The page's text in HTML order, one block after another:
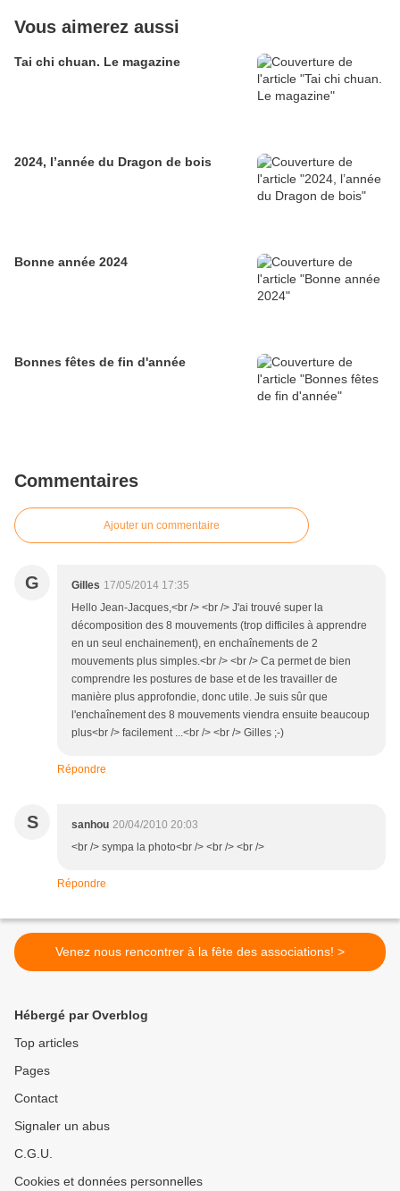
Vous aimerez aussi
Tai chi chuan. Le magazine
2024, l’année du Dragon de bois
Bonne année 2024
Bonnes fêtes de fin d'année
Commentaires
Ajouter un commentaire
G Gilles 17/05/2014 17:35
Hello Jean-Jacques,<br /> <br /> J'ai trouvé super la
décomposition des 8 mouvements (trop difficiles à apprendre
en un seul enchainement), en enchaînements de 2
mouvements plus simples.<br /> <br /> Ca permet de bien
comprendre les postures de base et de les travailler de
manière plus approfondie, donc utile. Je suis sûr que
l'enchaînement des 8 mouvements viendra ensuite beaucoup
plus<br /> facilement ...<br /> <br /> Gilles ;-)
Répondre
S sanhou 20/04/2010 20:03
<br /> sympa la photo<br /> <br /> <br />
Répondre
Venez nous rencontrer à la fête des associations! >
Hébergé par Overblog
Top articles
Pages
Contact
Signaler un abus
C.G.U.
Cookies et données personnelles